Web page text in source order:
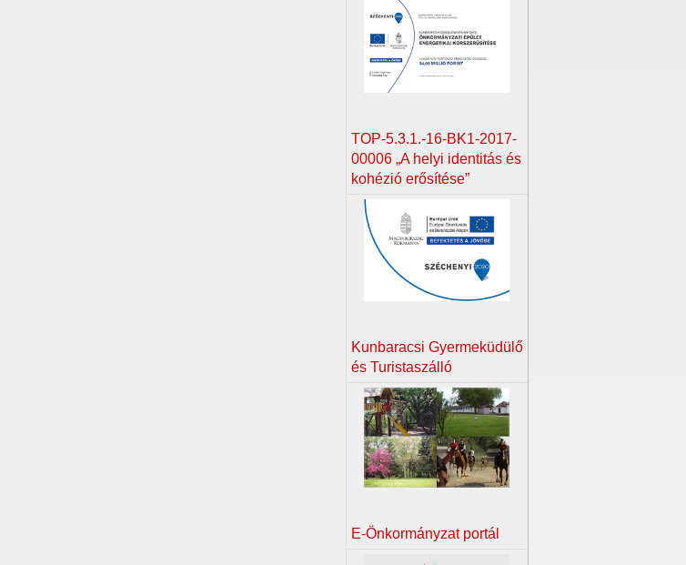
TOP-5.3.1.-16-BK1-2017-
00006 „A helyi identitás és
kohézió erősítése”
Kunbaracsi Gyermeküdülő
és Turistaszálló
E-Önkormányzat portál